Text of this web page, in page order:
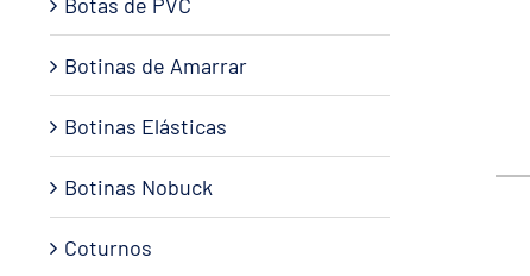
Botinas de Amarrar
Botinas Elásticas
Botinas Nobuck
Coturnos